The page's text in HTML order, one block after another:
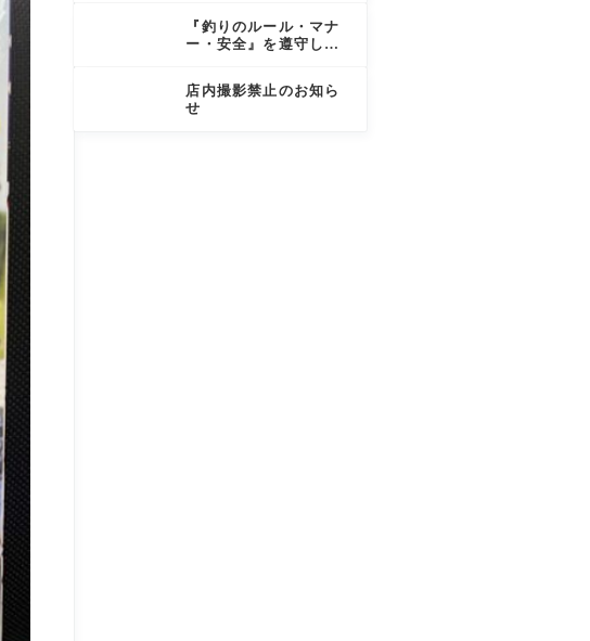
『釣りのルール・マナ
ー・安全』を遵守しま
店内撮影禁止のお知ら
せ